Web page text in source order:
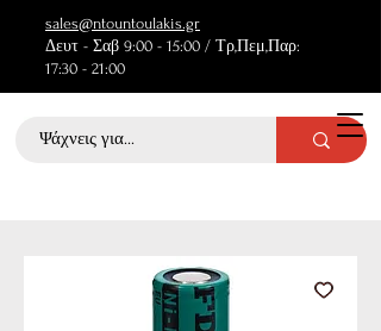
sales@ntountoulakis.gr
Δευτ - Σαβ 9:00 - 15:00 / Τρ,Πεμ,Παρ:
17:30 - 21:00